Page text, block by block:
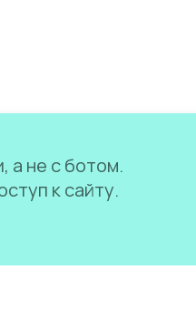
а не с ботом.
к сайту.